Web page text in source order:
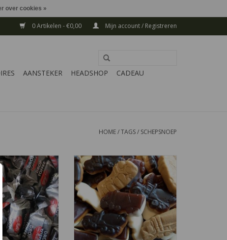
0 Artikelen - €0,00 Mijn account / Registreren
AANSTEKER HEADSHOP
CADEAU
HOME/TAGS/ SCHEPSNOEP
Van Melle drop
de herkenbare
Verpakt per 275
gram.
WINKELWAGEN
Op zoek naar Autodrop zachte
wagens? U heeft ze gevonden,
een lekkere zachte botsing in
verschillende smaken. Ontdek ze
allemaal en het product is
glutenvrij.
TOEVOEGEN AAN WINKELWAGEN
over cookies »